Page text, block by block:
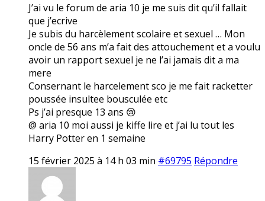
J’ai vu le forum de aria 10 je me suis dit qu’il fallait
que j’ecrive
Je subis du harcèlement scolaire et sexuel … Mon
oncle de 56 ans m’a fait des attouchement et a voulu
avoir un rapport sexuel je ne l’ai jamais dit a ma
mere
Consernant le harcelement sco je me fait racketter
poussée insultee bousculée etc
Ps j’ai presque 13 ans 😢
@ aria 10 moi aussi je kiffe lire et j’ai lu tout les
Harry Potter en 1 semaine
15 février 2025 à 14 h 03 min #69795 Répondre